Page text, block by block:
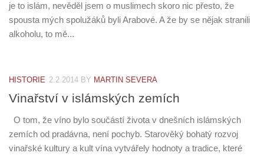
je to islám, nevěděl jsem o muslimech skoro nic přesto, že
spousta mých spolužáků byli Arabové. A že by se nějak stranili
alkoholu, to mě...
HISTORIE 2.2.2014 BY MARTIN SEVERA
Vinařství v islámských zemích
O tom, že víno bylo součástí života v dnešních islámských
zemích od pradávna, není pochyb. Starověký bohatý rozvoj
vinařské kultury a kult vína vytvářely hodnoty a tradice, které